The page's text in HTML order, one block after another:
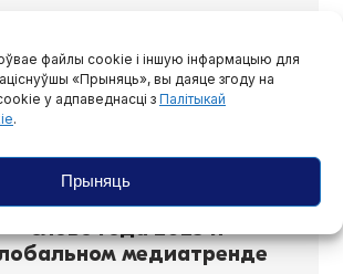
файлы cookie і іншую інфармацыю для
«Прыняць», вы даяце згоду на
у адпаведнасці з Палітыкай
.
Прыняць
слово года 2025 и
медиатренде